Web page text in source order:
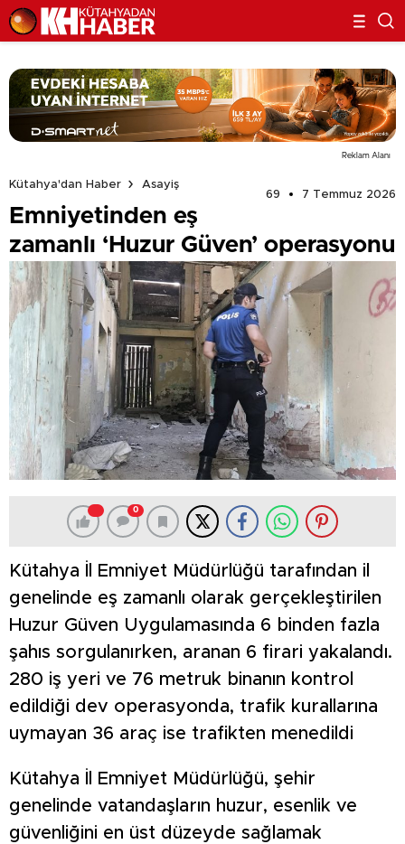
Reklam Alanı
Kütahya'dan Haber
Asayiş
69
7 Temmuz 2026
Emniyetinden eş
zamanlı ‘Huzur Güven’ operasyonu
0
Kütahya İl Emniyet Müdürlüğü tarafından il
genelinde eş zamanlı olarak gerçekleştirilen
Huzur Güven Uygulamasında 6 binden fazla
şahıs sorgulanırken, aranan 6 firari yakalandı.
280 iş yeri ve 76 metruk binanın kontrol
edildiği dev operasyonda, trafik kurallarına
uymayan 36 araç ise trafikten menedildi
Kütahya İl Emniyet Müdürlüğü, şehir
genelinde vatandaşların huzur, esenlik ve
güvenliğini en üst düzeyde sağlamak